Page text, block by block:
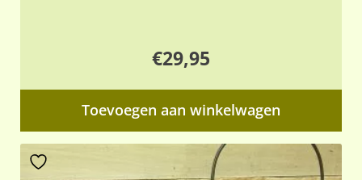
€29,95
Toevoegen aan winkelwagen